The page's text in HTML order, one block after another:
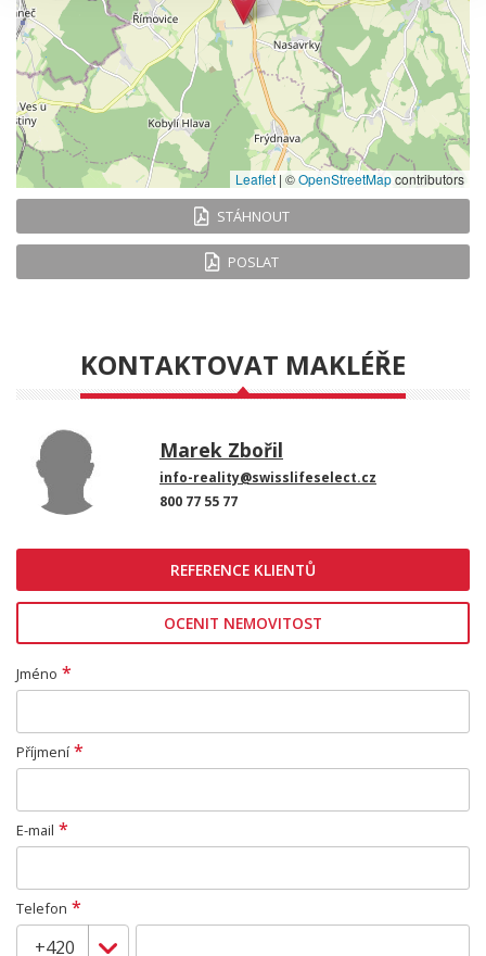
Leaflet | ©OpenStreetMapcontributors
STÁHNOUT
POSLAT
KONTAKTOVAT MAKLÉŘE
Marek Zbořil
info-reality@swisslifeselect.cz
800 77 55 77
REFERENCE KLIENTŮ
OCENIT NEMOVITOST
Jméno *
Příjmení *
E-mail *
Telefon *